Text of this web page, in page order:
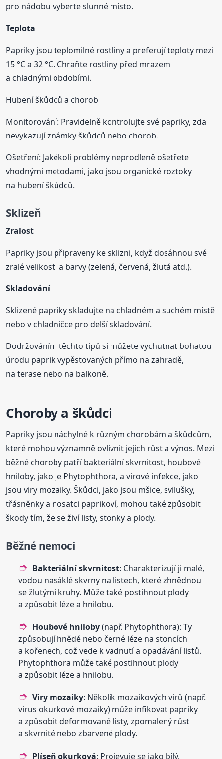
pro nádobu vyberte slunné místo.
Teplota
Papriky jsou teplomilné rostliny a preferují teploty mezi
15 °C a 32 °C. Chraňte rostliny před mrazem
a chladnými obdobími.
Hubení škůdců a chorob
Monitorování: Pravidelně kontrolujte své papriky, zda
nevykazují známky škůdců nebo chorob.
Ošetření: Jakékoli problémy neprodleně ošetřete
vhodnými metodami, jako jsou organické roztoky
na hubení škůdců.
Sklizeň
Zralost
Papriky jsou připraveny ke sklizni, když dosáhnou své
zralé velikosti a barvy (zelená, červená, žlutá atd.).
Skladování
Sklizené papriky skladujte na chladném a suchém místě
nebo v chladničce pro delší skladování.
Dodržováním těchto tipů si můžete vychutnat bohatou
úrodu paprik vypěstovaných přímo na zahradě,
na terase nebo na balkoně.
Choroby a škůdci
Papriky jsou náchylné k různým chorobám a škůdcům,
které mohou významně ovlivnit jejich růst a výnos. Mezi
běžné choroby patří bakteriální skvrnitost, houbové
hniloby, jako je Phytophthora, a virové infekce, jako
jsou viry mozaiky. Škůdci, jako jsou mšice, svilušky,
třásněnky a nosatci paprikoví, mohou také způsobit
škody tím, že se živí listy, stonky a plody.
Běžné nemoci
Bakteriální skvrnitost: Charakterizují ji malé,
vodou nasáklé skvrny na listech, které zhnědnou
se žlutými kruhy. Může také postihnout plody
a způsobit léze a hnilobu.
Houbové hniloby(např. Phytophthora): Ty
způsobují hnědé nebo černé léze na stoncích
a kořenech, což vede k vadnutí a opadávání listů.
Phytophthora může také postihnout plody
a způsobit léze a hnilobu.
Viry mozaiky: Několik mozaikových virů (např.
virus okurkové mozaiky) může infikovat papriky
a způsobit deformované listy, zpomalený růst
a skvrnité nebo zbarvené plody.
Plíseň okurková: Projevuje se jako bílý,